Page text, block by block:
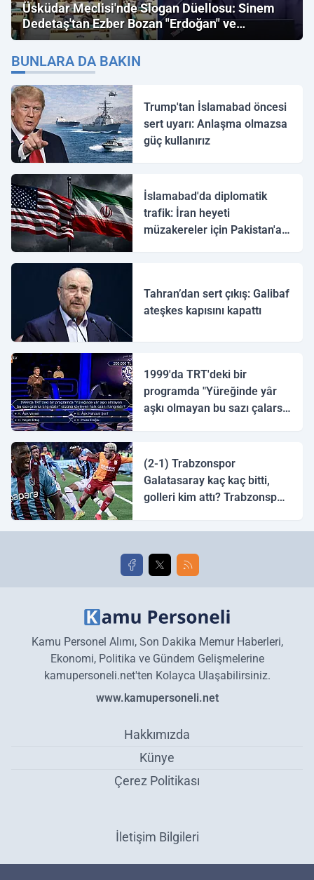
Üsküdar Meclisi'nde Slogan Düellosu: Sinem
Dedetaş'tan Ezber Bozan "Erdoğan" ve
"İmamoğlu" Çıkışı!
BUNLARA DA BAKIN
Trump'tan İslamabad öncesi
sert uyarı: Anlaşma olmazsa
güç kullanırız
İslamabad'da diplomatik
trafik: İran heyeti
müzakereler için Pakistan'a
Tahran’dan sert çıkış: Galibaf
ateşkes kapısını kapattı
1999'da TRT'deki bir
programda "Yüreğinde yâr
aşkı olmayan bu sazı çalarsa
(2-1) Trabzonspor
Galatasaray kaç kaç bitti,
golleri kim attı? Trabzonspor
golleri!
Kamu Personel Alımı, Son Dakika Memur Haberleri,
Ekonomi, Politika ve Gündem Gelişmelerine
kamupersoneli.net'ten Kolayca Ulaşabilirsiniz.
www.kamupersoneli.net
Hakkımızda
Künye
Çerez Politikası
İletişim Bilgileri